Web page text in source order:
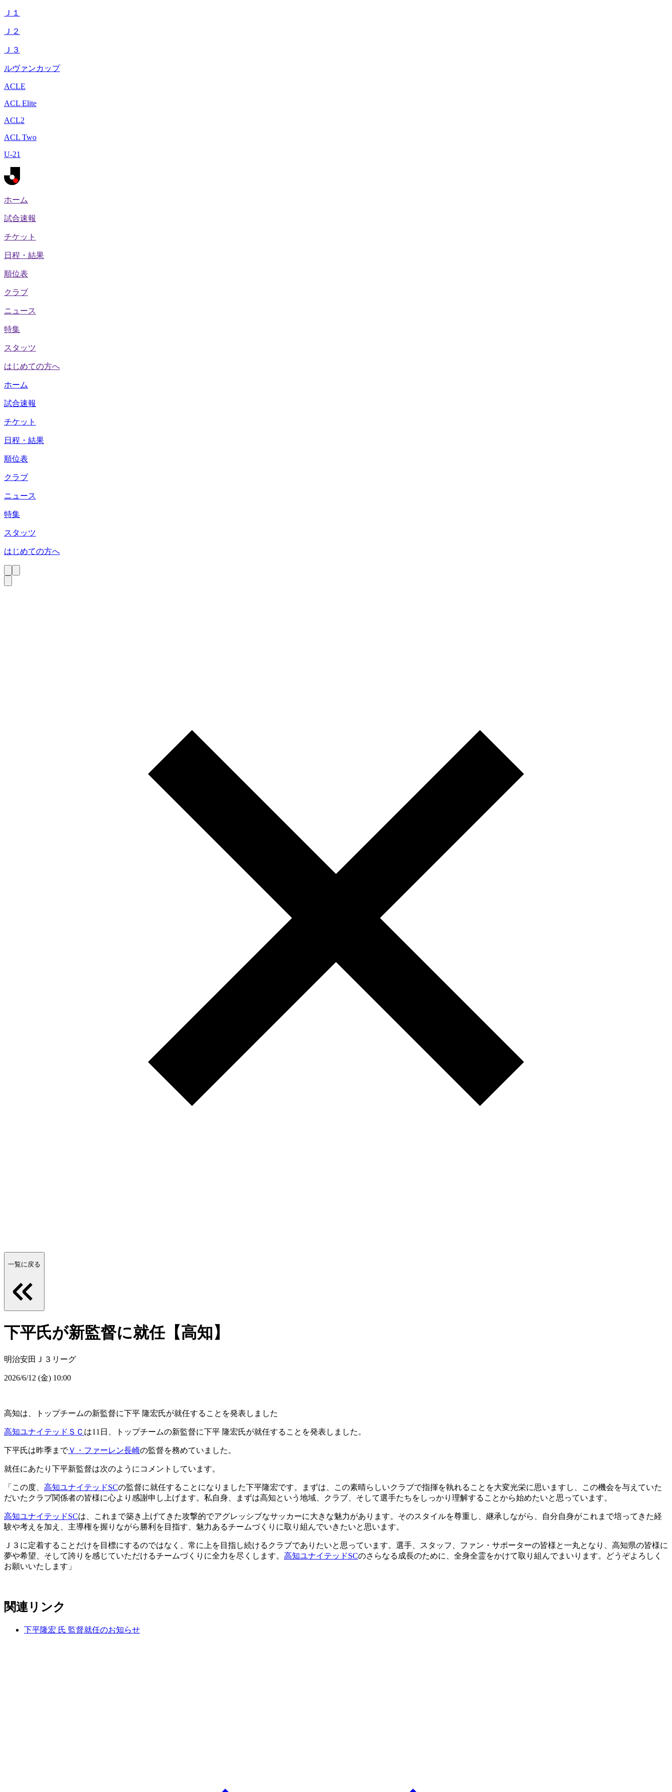
Ｊ１
Ｊ２
Ｊ３
ルヴァンカップ
ACLE
ACL Elite
ACL2
ACL Two
U-21
ホーム
試合速報
チケット
日程・結果
順位表
クラブ
ニュース
特集
スタッツ
はじめての方へ
ホーム
試合速報
チケット
日程・結果
順位表
クラブ
ニュース
特集
スタッツ
はじめての方へ
一覧に戻る
下平氏が新監督に就任【高知】
明治安田Ｊ３リーグ
2026/6/12 (金) 10:00
高知は、トップチームの新監督に下平 隆宏氏が就任することを発表しました
高知ユナイテッドＳＣ は11日、トップチームの新監督に下平 隆宏氏が就任することを発表しました。
下平氏は昨季までＶ・ファーレン長崎の監督を務めていました。
就任にあたり下平新監督は次のようにコメントしています。
「この度、 高知ユナイテッドSCの監督に就任することになりました下平隆宏です。まずは、この素晴らしいクラブで指揮を執れることを大変光栄に思いますし、この機会を与えていた
だいたクラブ関係者の皆様に心より感謝申し上げます。私自身、まずは高知という地域、クラブ、そして選手たちをしっかり理解することから始めたいと思っています。
高知ユナイテッドSCは、これまで築き上げてきた攻撃的でアグレッシブなサッカーに大きな魅力があります。そのスタイルを尊重し、継承しながら、自分自身がこれまで培ってきた経
験や考えを加え、主導権を握りながら勝利を目指す、魅力あるチームづくりに取り組んでいきたいと思います。
Ｊ３に定着することだけを目標にするのではなく、常に上を目指し続けるクラブでありたいと思っています。選手、スタッフ、ファン・サポーターの皆様と一丸となり、高知県の皆様に
夢や希望、そして誇りを感じていただけるチームづくりに全力を尽くします。 高知ユナイテッドSCのさらなる成長のために、全身全霊をかけて取り組んでまいります。どうぞよろしく
お願いいたします」
関連リンク
下平隆宏 氏 監督就任のお知らせ